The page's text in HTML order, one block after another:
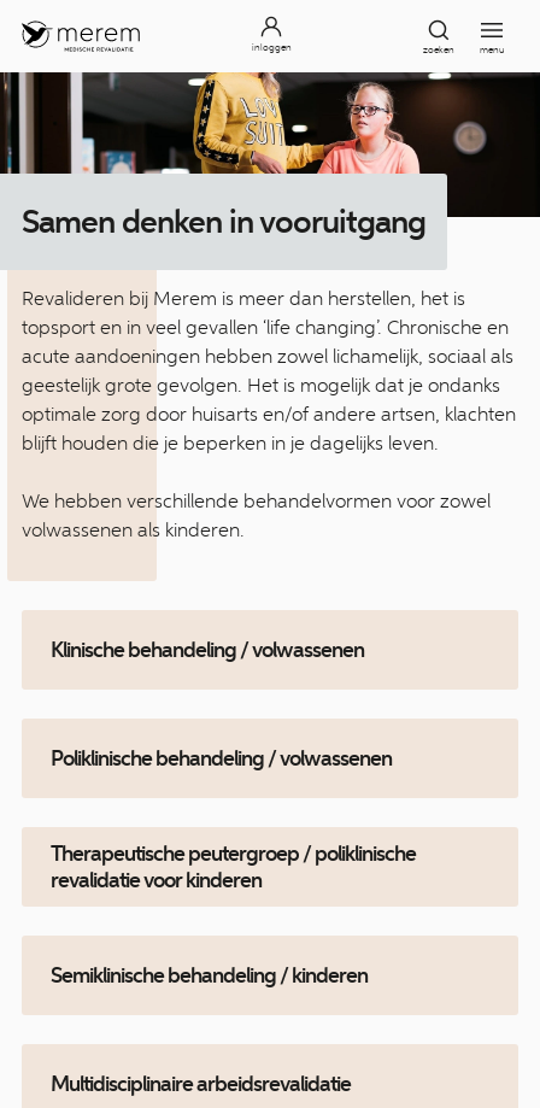
inloggen zoeken menu
Samen denken in vooruitgang
Revalideren bij Merem is meer dan herstellen, het is
topsport en in veel gevallen ‘life changing’. Chronische en
acute aandoeningen hebben zowel lichamelijk, sociaal als
geestelijk grote gevolgen. Het is mogelijk dat je ondanks
optimale zorg door huisarts en/of andere artsen, klachten
blijft houden die je beperken in je dagelijks leven.
We hebben verschillende behandelvormen voor zowel
volwassenen als kinderen.
Klinische behandeling / volwassenen
Poliklinische behandeling / volwassenen
Therapeutische peutergroep / poliklinische
revalidatie voor kinderen
Semiklinische behandeling / kinderen
Multidisciplinaire arbeidsrevalidatie